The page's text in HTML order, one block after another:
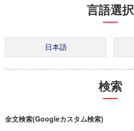
言語選択
検索
全文検索(Googleカスタム検索)